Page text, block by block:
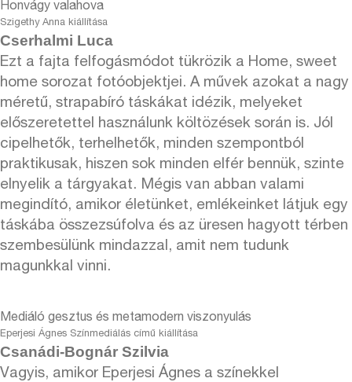
Honvágy valahova
Szigethy Anna kiállítása
Cserhalmi Luca
Ezt a fajta felfogásmódot tükrözik a Home, sweet
home sorozat fotóobjektjei. A művek azokat a nagy
méretű, strapabíró táskákat idézik, melyeket
előszeretettel használunk költözések során is. Jól
cipelhetők, terhelhetők, minden szempontból
praktikusak, hiszen sok minden elfér bennük, szinte
elnyelik a tárgyakat. Mégis van abban valami
megindító, amikor életünket, emlékeinket látjuk egy
táskába összezsúfolva és az üresen hagyott térben
szembesülünk mindazzal, amit nem tudunk
magunkkal vinni.
Mediáló gesztus és metamodern viszonyulás
Eperjesi Ágnes Színmediálás című kiállítása
Csanádi-Bognár Szilvia
Vagyis, amikor Eperjesi Ágnes a színekkel